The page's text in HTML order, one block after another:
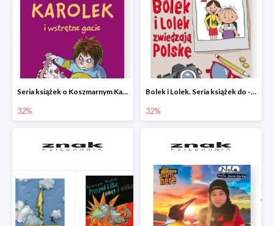
Seria książek o Koszmarnym Karolku do -32%
32%
Bolek i Lolek. Seria książek do -32%
32%